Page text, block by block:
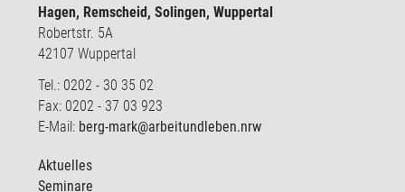
Hagen, Remscheid, Solingen, Wuppertal
Robertstr. 5A
42107 Wuppertal
Tel.: 0202 - 30 35 02
Fax: 0202 - 37 03 923
E-Mail: berg-mark@arbeitundleben.nrw
Aktuelles
Seminare